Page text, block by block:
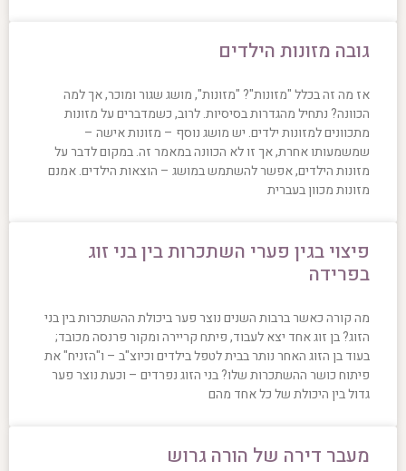
גובה מזונות הילדים
אז מה זה בכלל "מזונות"? "מזונות", מושג שגור ומוכר, אך למה
הכוונה? נתחיל מהגדרות בסיסיות. לרוב, כשמדברים על מזונות
מתכוונים למזונות ילדים. יש מושג נוסף – מזונות אישה –
שמשמעותו אחרת, אך זו לא הכוונה במאמר זה. במקום לדבר על
מזונות הילדים, אפשר להשתמש במושג – הוצאות הילדים. אמנם
מזונות מכוון בעברית
פיצוי בגין פערי השתכרות בין בני זוג
בפרידה
מה קורה כאשר ברבות השנים נוצר פער ביכולת ההשתכרות בין בני
הזוג? בן זוג אחד יצא לעבוד, פיתח קריירה ומקור פרנסה מכובד;
בעוד בן הזוג האחר נותר בבית לטפל בילדים וכיוצ"ב – ו"הזניח" את
פיתוח כושר ההשתכרות שלו? בני הזוג נפרדים – וכעת נוצר פער
גדול בין היכולת של כל אחד מהם
מעבר דירה של הורה גרוש